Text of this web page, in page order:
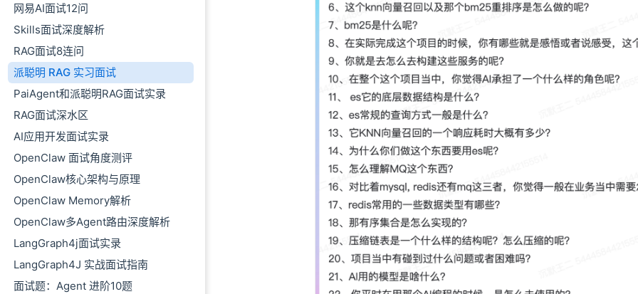
网易AI面试12问
Skills面试深度解析
RAG面试8连问
派聪明 RAG 实习面试
PaiAgent和派聪明RAG面试实录
RAG面试深水区
AI应用开发面试实录
OpenClaw 面试角度测评
OpenClaw核心架构与原理
OpenClaw Memory解析
OpenClaw多Agent路由深度解析
LangGraph4j面试实录
LangGraph4J 实战面试指南
面试题：Agent 进阶10题
14、你是怎么理解 skills, mcp 还有 tool 的?
15、那么在实际的使用当中，就是说你在 AI 编程的过程当中，你觉得哪种会用的比较多？
16、自己写过 skills 吗？没有，那有看过 skills 的具体实现吗？